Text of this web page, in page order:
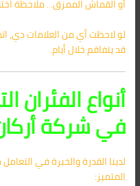
أو القماش الممزق. . ملاحظة
لو لاحظت أي من العلامات دي،
قد يتفاقم خلال أيام.
أنواع الفئران
في شركة
لدينا القدرة والخبرة في
المتميز: